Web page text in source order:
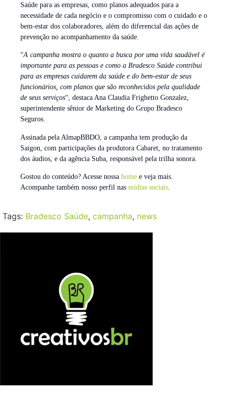
Saúde para as empresas, como planos adequados para a
necessidade de cada negócio e o compromisso com o cuidado e o
bem-estar dos colaboradores, além do diferencial das ações de
prevenção no acompanhamento da saúde.
“A campanha mostra o quanto a busca por uma vida saudável é
importante para as pessoas e como a Bradesco Saúde contribui
para as empresas cuidarem da saúde e do bem-estar de seus
funcionários, com planos que são reconhecidos pela qualidade
de seus serviços“, destaca Ana Claudia Frighetto Gonzalez,
superintendente sênior de Marketing do Grupo Bradesco
Seguros.
Assinada pela AlmapBBDO, a campanha tem produção da
Saigon, com participações da produtora Cabaret, no tratamento
dos áudios, e da agência Suba, responsável pela trilha sonora.
Gostou do conteúdo? Acesse nossa home e veja mais.
Acompanhe também nosso perfil nas mídias sociais.
Tags: Bradesco Saúde, campanha, news